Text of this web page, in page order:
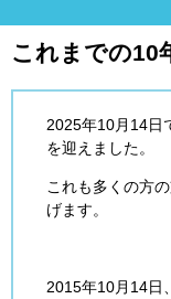
これまでの10
2025年10月14日
を迎えました。
これも多くの方
げます。
2015年10月14日